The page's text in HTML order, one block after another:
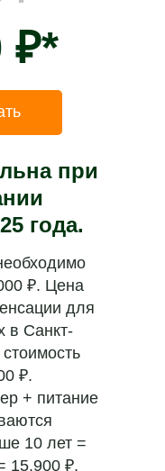
при
года.
₽. Цена
для
в Санкт-
₽.
+ питание
10 лет =
15.900 ₽.
₽*